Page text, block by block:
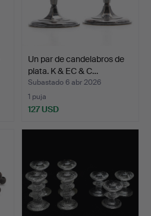
Un par de candelabros de
plata. K & EC & C…
Subastado 6 abr 2026
1 puja
127 USD